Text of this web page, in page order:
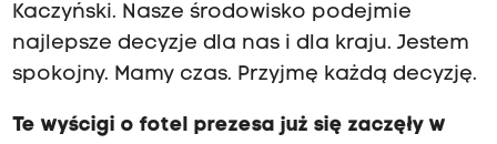
Kaczyński. Nasze środowisko podejmie
najlepsze decyzje dla nas i dla kraju. Jestem
spokojny. Mamy czas. Przyjmę każdą decyzję.
Te wyścigi o fotel prezesa już się zaczęły w